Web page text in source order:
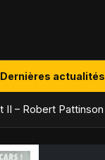
Dernières actualités